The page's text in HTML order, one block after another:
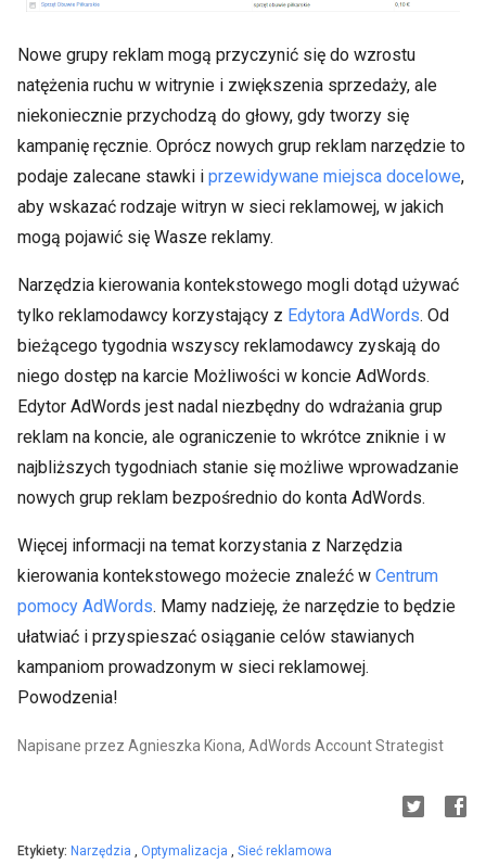
Nowe grupy reklam mogą przyczynić się do wzrostu
natężenia ruchu w witrynie i zwiększenia sprzedaży, ale
niekoniecznie przychodzą do głowy, gdy tworzy się
kampanię ręcznie. Oprócz nowych grup reklam narzędzie to
podaje zalecane stawki i przewidywane miejsca docelowe,
aby wskazać rodzaje witryn w sieci reklamowej, w jakich
mogą pojawić się Wasze reklamy.
Narzędzia kierowania kontekstowego mogli dotąd używać
tylko reklamodawcy korzystający z Edytora AdWords. Od
bieżącego tygodnia wszyscy reklamodawcy zyskają do
niego dostęp na karcie Możliwości w koncie AdWords.
Edytor AdWords jest nadal niezbędny do wdrażania grup
reklam na koncie, ale ograniczenie to wkrótce zniknie i w
najbliższych tygodniach stanie się możliwe wprowadzanie
nowych grup reklam bezpośrednio do konta AdWords.
Więcej informacji na temat korzystania z Narzędzia
kierowania kontekstowego możecie znaleźć w Centrum
pomocy AdWords. Mamy nadzieję, że narzędzie to będzie
ułatwiać i przyspieszać osiąganie celów stawianych
kampaniom prowadzonym w sieci reklamowej.
Powodzenia!
Napisane przez Agnieszka Kiona, AdWords Account Strategist
Etykiety: Narzędzia , Optymalizacja , Sieć reklamowa